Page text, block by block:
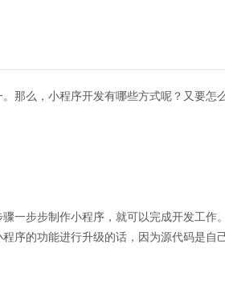
那么，小程序开发有哪些方式呢？又要怎
一步步制作小程序，就可以完成开发工作
序的功能进行升级的话，因为源代码是自